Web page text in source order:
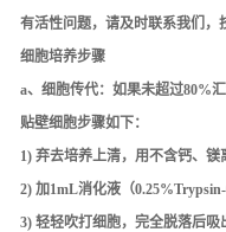
有活性问题，请及时联系我们，
细胞培养步骤
a、 细胞传代：如果未超过80%
贴壁细胞步骤如下：
1) 弃去培养上清，用不含钙、镁
2) 加1mL消化液（
3) 轻轻吹打细胞，完全脱落后吸